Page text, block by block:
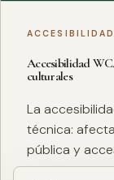
ACCESIBILIDAD
Accesibilidad
culturales
La
técnica:
pública y